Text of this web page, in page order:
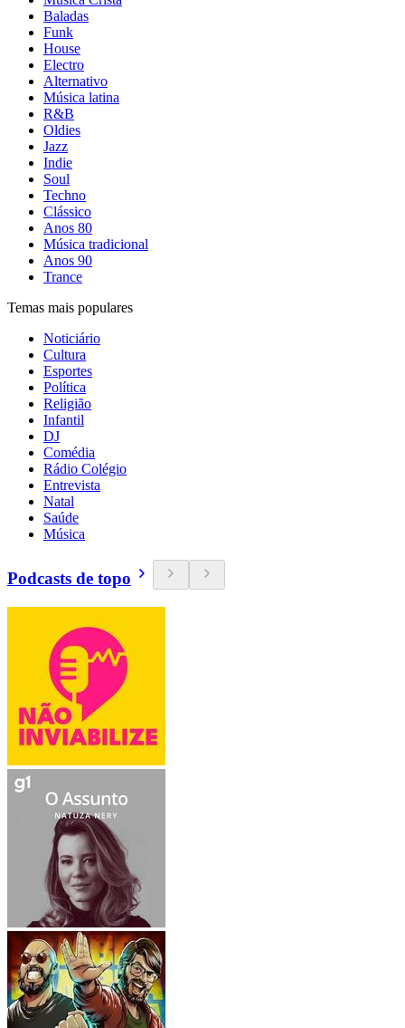
Baladas
Funk
House
Electro
Alternativo
Música latina
R&B
Oldies
Jazz
Indie
Soul
Techno
Clássico
Anos 80
Música tradicional
Anos 90
Trance
Temas mais populares
Noticiário
Cultura
Esportes
Política
Religião
Infantil
DJ
Comédia
Rádio Colégio
Entrevista
Natal
Saúde
Música
Podcasts de topo